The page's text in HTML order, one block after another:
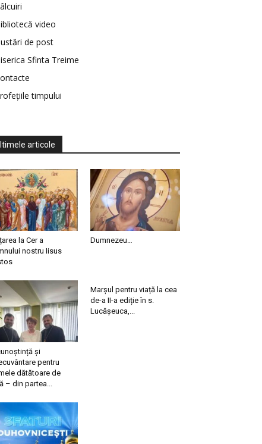
video
de post
Sfinta Treime
timpului
articole
la Cer a
nostru Iisus
Dumnezeu…
și
pentru
dătătoare de
– din partea...
Marșul pentru viață la cea
de-a II-a ediție în s.
Lucășeuca,...